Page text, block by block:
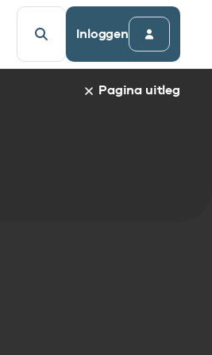
Inloggen
Pagina uitleg